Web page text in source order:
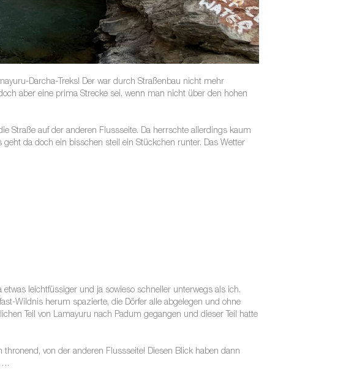
Darcha-Treks! Der war durch Straßenbau nicht mehr
aber eine prima Strecke sei, wenn man nicht über den hohen
Straße auf der anderen Flussseite. Da herrschte allerdings kaum
da doch ein bisschen steil ein Stückchen runter. Das Wetter
leichtfüssiger und ja sowieso schneller unterwegs als ich.
Wildnis herum spazierte, die Dörfer alle abgelegen und ohne
Teil von Lamayuru nach Padum gegangen und dieser Teil hatte
von der anderen Flussseite! Diesen Blick haben dann